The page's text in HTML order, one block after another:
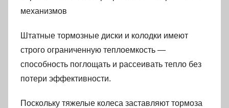
механизмов
Штатные тормозные диски и колодки имеют
строго ограниченную теплоемкость —
способность поглощать и рассеивать тепло без
потери эффективности.
Поскольку тяжелые колеса заставляют тормоза